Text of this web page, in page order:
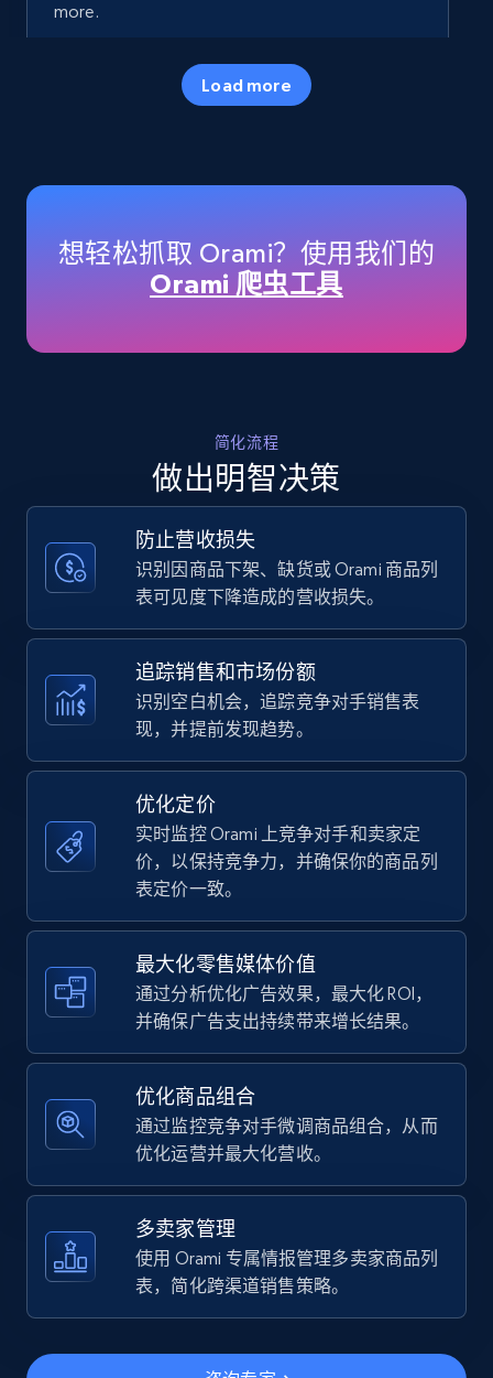
more.
5.7K+
Title, Seller name, Brand, Description, Initial
price, Currency, Availability, Reviews count, and
35.3K+ 5.7K+ 立即开始
Amazon products - find products by using
upc numbers
price, Currency, Availability, Reviews count, and
more.
35.3K+ 5.7K+ 立即开始
Amazon Reviews
URL, Product name, Product rating, Product
rating object, Product rating max, Rating,
Author name, Asin, and more.
7.4K+ 870+
Walmart - products
URL, Final price, Sku, Currency, Gtin,
more.
5.6K+ 875+ 立即开始
Walmart - products - Find new products by
using specific category URL
URL, Final price, Sku, Currency, Gtin,
Specifications, Image urls, Top reviews, and
Load more
想轻松抓取 Orami？使用我们的
Orami 爬虫工具
简化流程
做出明智决策
防止营收损失
识别因商品下架、缺货或 Orami 商品列
表可见度下降造成的营收损失。
追踪销售和市场份额
识别空白机会，追踪竞争对手销售表
现，并提前发现趋势。
优化定价
实时监控 Orami 上竞争对手和卖家定
价，以保持竞争力，并确保你的商品列
表定价一致。
最大化零售媒体价值
通过分析优化广告效果，最大化 ROI，
并确保广告支出持续带来增长结果。
优化商品组合
通过监控竞争对手微调商品组合，从而
优化运营并最大化营收。
多卖家管理
使用 Orami 专属情报管理多卖家商品列
表，简化跨渠道销售策略。